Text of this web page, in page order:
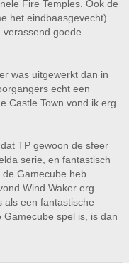
Fire Temples. Ook de
het eindbaasgevecht)
goede
was uitgewerkt dan in
echt een
Castle Town vond ik erg
TP gewoon de sfeer
serie, en fantastisch
Gamecube heb
Wind Waker erg
als een fantastische
spel is, is dan